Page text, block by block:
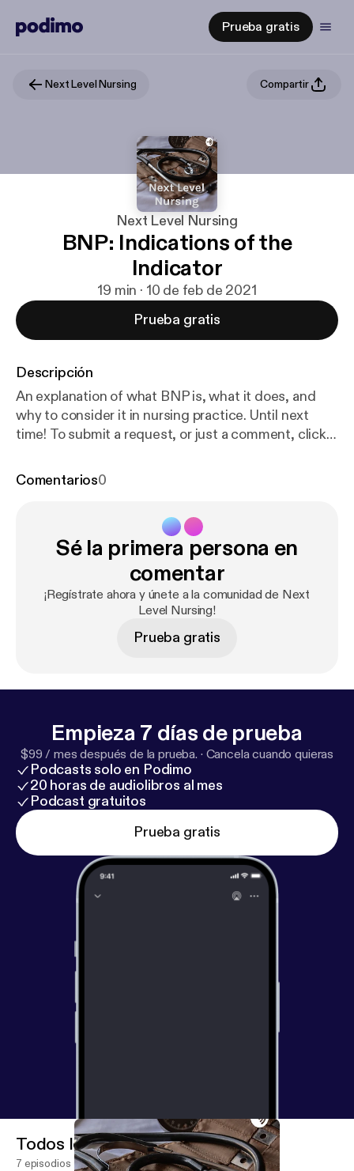
Prueba gratis
Next Level Nursing Compartir
Next Level Nursing
BNP: Indications of the
Indicator
19 min · 10 de feb de 2021
Prueba gratis
Descripción
An explanation of what BNP is, what it does, and
why to consider it in nursing practice. Until next
time! To submit a request, or just a comment, click
gLsnFyE9YdOgVPeNbselMDkaDRKbCrhg5hc/edi
j.com/content/102/17/1342
Comentarios0
Sé la primera persona en
comentar
¡Regístrate ahora y únete a la comunidad de Next
Level Nursing!
Prueba gratis
Empieza 7 días de prueba
$99 / mes después de la prueba. · Cancela cuando quieras
Podcasts solo en Podimo
20 horas de audiolibros al mes
Podcast gratuitos
Prueba gratis
Todos los episodios
7 episodios